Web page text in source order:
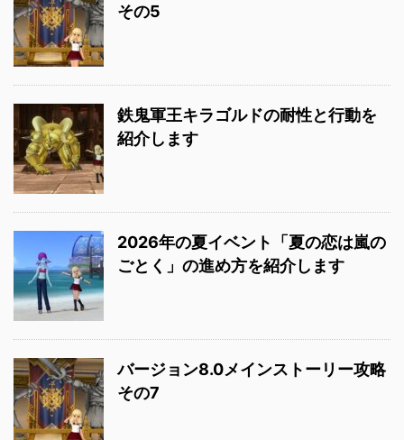
その5
鉄鬼軍王キラゴルドの耐性と行動を
紹介します
2026年の夏イベント「夏の恋は嵐の
ごとく」の進め方を紹介します
バージョン8.0メインストーリー攻略
その7